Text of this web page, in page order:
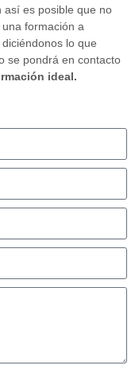
así es posible que no
formación a
lo que
se pondrá en contacto
ideal.